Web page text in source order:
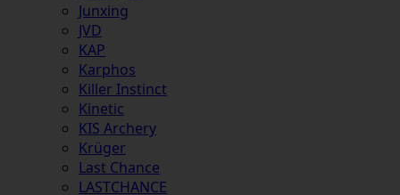
Junxing
JVD
KAP
Karphos
Killer Instinct
Kinetic
KIS Archery
Krüger
Last Chance
LASTCHANCE